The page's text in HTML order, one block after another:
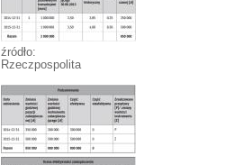
źródło:
Rzeczpospolita